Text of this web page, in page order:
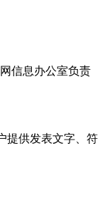
信息办公室负责
提供发表文字、符